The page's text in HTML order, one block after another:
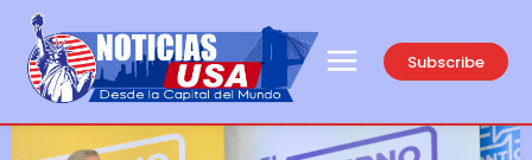
Subscribe